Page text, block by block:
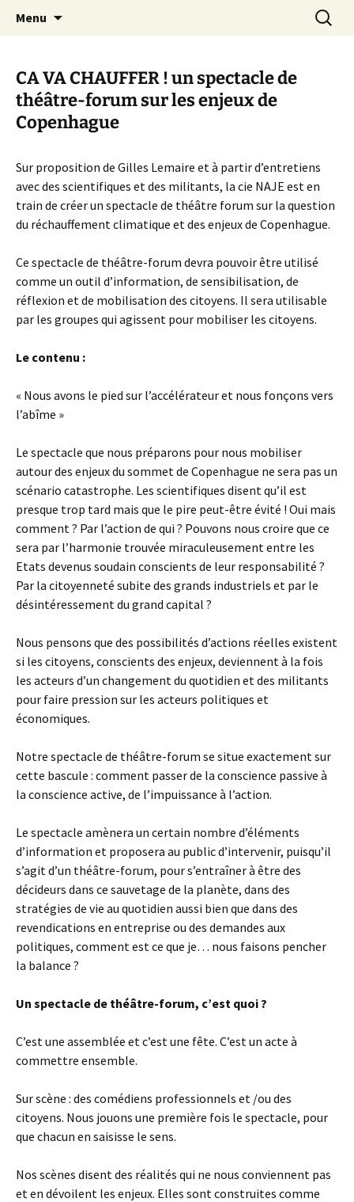
Canal Marches
Menu
CA VA CHAUFFER ! un spectacle de
théâtre-forum sur les enjeux de
Copenhague
Sur proposition de Gilles Lemaire et à partir d’entretiens
avec des scientifiques et des militants, la cie NAJE est en
train de créer un spectacle de théâtre forum sur la question
du réchauffement climatique et des enjeux de Copenhague.
Ce spectacle de théâtre-forum devra pouvoir être utilisé
comme un outil d’information, de sensibilisation, de
réflexion et de mobilisation des citoyens. Il sera utilisable
par les groupes qui agissent pour mobiliser les citoyens.
Le contenu :
« Nous avons le pied sur l’accélérateur et nous fonçons vers
l’abîme »
Le spectacle que nous préparons pour nous mobiliser
autour des enjeux du sommet de Copenhague ne sera pas un
scénario catastrophe. Les scientifiques disent qu’il est
presque trop tard mais que le pire peut-être évité ! Oui mais
comment ? Par l’action de qui ? Pouvons nous croire que ce
sera par l’harmonie trouvée miraculeusement entre les
Etats devenus soudain conscients de leur responsabilité ?
Par la citoyenneté subite des grands industriels et par le
désintéressement du grand capital ?
Nous pensons que des possibilités d’actions réelles existent
si les citoyens, conscients des enjeux, deviennent à la fois
les acteurs d’un changement du quotidien et des militants
pour faire pression sur les acteurs politiques et
économiques.
Notre spectacle de théâtre-forum se situe exactement sur
cette bascule : comment passer de la conscience passive à
la conscience active, de l’impuissance à l’action.
Le spectacle amènera un certain nombre d’éléments
d’information et proposera au public d’intervenir, puisqu’il
s’agit d’un théâtre-forum, pour s’entraîner à être des
décideurs dans ce sauvetage de la planète, dans des
stratégies de vie au quotidien aussi bien que dans des
revendications en entreprise ou des demandes aux
politiques, comment est ce que je… nous faisons pencher
la balance ?
Un spectacle de théâtre-forum, c’est quoi ?
C’est une assemblée et c’est une fête. C’est un acte à
commettre ensemble.
Sur scène : des comédiens professionnels et /ou des
citoyens. Nous jouons une première fois le spectacle, pour
que chacun en saisisse le sens.
Nos scènes disent des réalités qui ne nous conviennent pas
et en dévoilent les enjeux. Elles sont construites comme